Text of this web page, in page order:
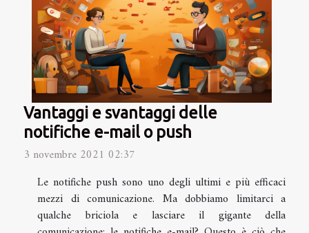
Vantaggi e svantaggi delle
notifiche e-mail o push
3 novembre 2021 02:37
Le notifiche push sono uno degli ultimi e più efficaci
mezzi di comunicazione. Ma dobbiamo limitarci a
qualche briciola e lasciare il gigante della